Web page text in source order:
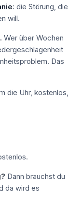
: die Störung, die
will.
Wer über Wochen
Das
die Uhr, kostenlos,
Dann brauchst du
da wird es